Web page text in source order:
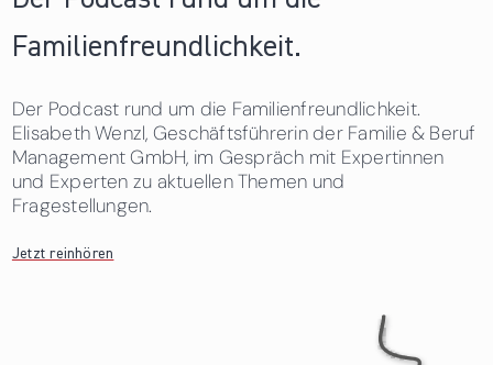
Familienfreundlichkeit.
Der Podcast rund um die Familienfreundlichkeit.
Elisabeth Wenzl, Geschäftsführerin der Familie & Beruf
Management GmbH, im Gespräch mit Expertinnen
und Experten zu aktuellen Themen und
Fragestellungen.
Jetzt reinhören